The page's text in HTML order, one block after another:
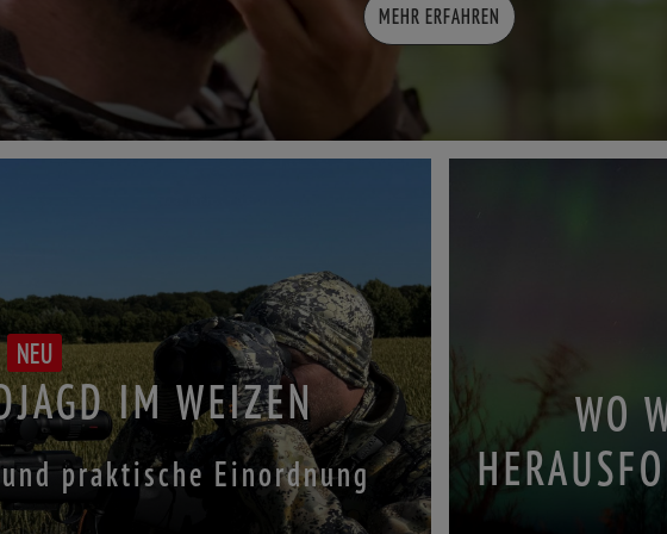
MEHR ERFAHREN
NEU
IM WEIZEN
praktische Einordnung
WO